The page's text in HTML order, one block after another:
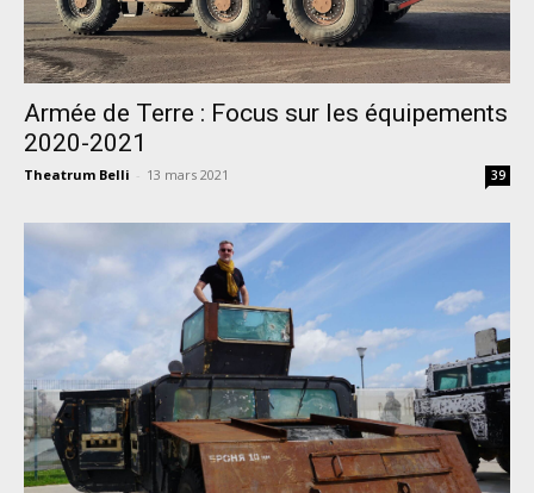
Armée de Terre : Focus sur les équipements
2020-2021
Theatrum Belli - 13 mars 2021 39